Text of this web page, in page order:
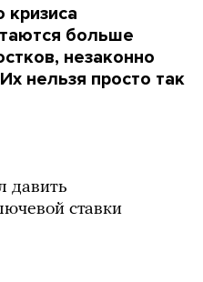
кризиса
больше
незаконно
нельзя просто так
давить
ставки